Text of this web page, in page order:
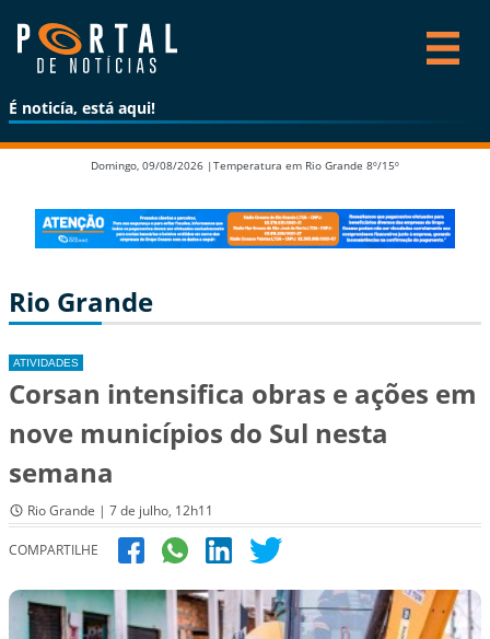
É noticía, está aqui!
Domingo, 09/08/2026 | Temperatura em Rio Grande 8º/15º
Rio Grande
ATIVIDADES
Corsan intensifica obras e ações em
nove municípios do Sul nesta
semana
Rio Grande | 7 de julho, 12h11
COMPARTILHE